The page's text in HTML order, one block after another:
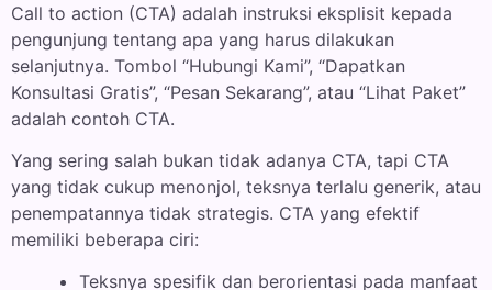
Call to action (CTA) adalah instruksi eksplisit kepada
pengunjung tentang apa yang harus dilakukan
selanjutnya. Tombol “Hubungi Kami”, “Dapatkan
Konsultasi Gratis”, “Pesan Sekarang”, atau “Lihat Paket”
adalah contoh CTA.
Yang sering salah bukan tidak adanya CTA, tapi CTA
yang tidak cukup menonjol, teksnya terlalu generik, atau
penempatannya tidak strategis. CTA yang efektif
memiliki beberapa ciri:
Teksnya spesifik dan berorientasi pada manfaat